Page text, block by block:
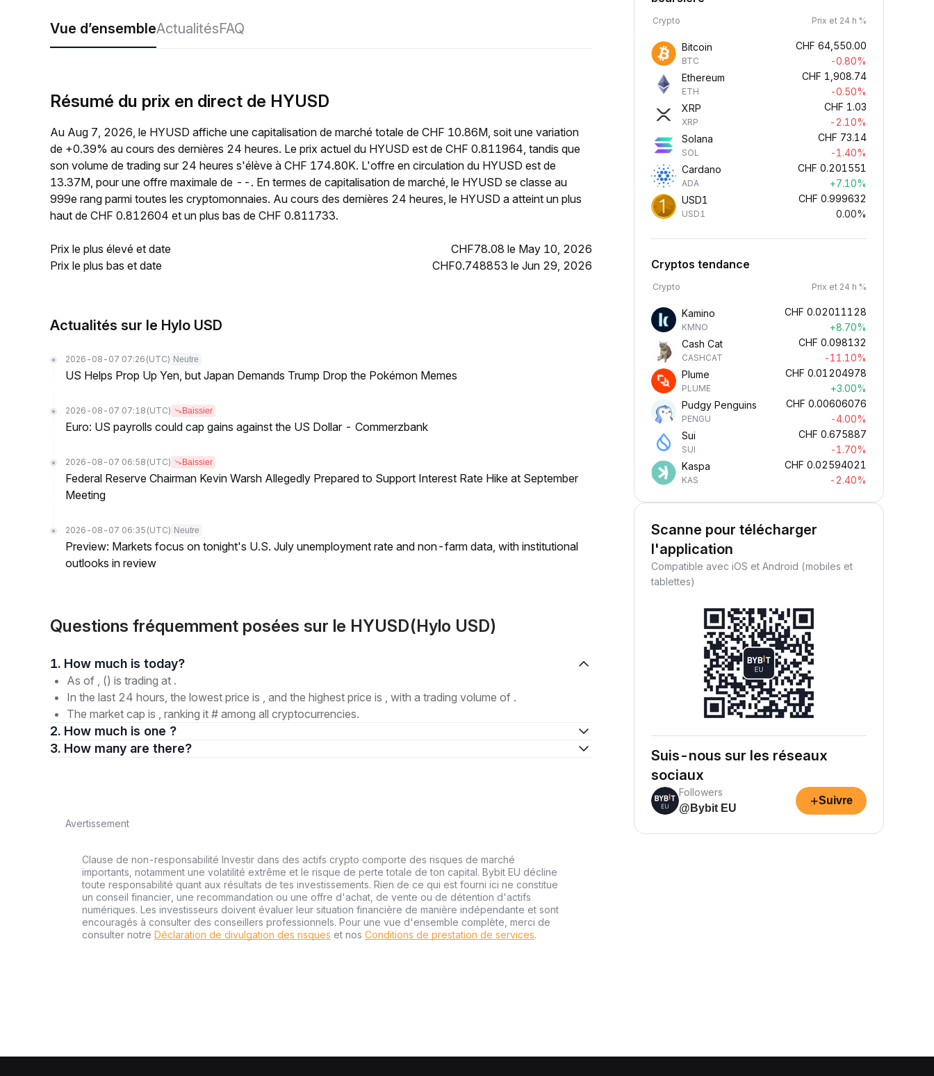
Vue d’ensembleActualitésFAQ
Résumé du prix en direct de HYUSD
Au Aug 7, 2026, le HYUSD affiche une capitalisation de marché totale de CHF 10.86M, soit une variation
de +0.39% au cours des dernières 24 heures. Le prix actuel du HYUSD est de CHF 0.811964, tandis que
son volume de trading sur 24 heures s'élève à CHF 174.80K. L'offre en circulation du HYUSD est de
13.37M, pour une offre maximale de --. En termes de capitalisation de marché, le HYUSD se classe au
999e rang parmi toutes les cryptomonnaies. Au cours des dernières 24 heures, le HYUSD a atteint un plus
haut de CHF 0.812604 et un plus bas de CHF 0.811733.
Prix le plus élevé et date
CHF78.08 le May 10, 2026
Prix le plus bas et date
CHF0.748853 le Jun 29, 2026
Actualités sur le Hylo USD
2026-08-07 07:26 (UTC) Neutre
US Helps Prop Up Yen, but Japan Demands Trump Drop the Pokémon Memes
2026-08-07 07:18 (UTC) Baissier
Euro: US payrolls could cap gains against the US Dollar - Commerzbank
2026-08-07 06:58 (UTC) Baissier
Federal Reserve Chairman Kevin Warsh Allegedly Prepared to Support Interest Rate Hike at September
Meeting
2026-08-07 06:35 (UTC) Neutre
Preview: Markets focus on tonight's U.S. July unemployment rate and non-farm data, with institutional
outlooks in review
Questions fréquemment posées sur le HYUSD(Hylo USD)
1. How much is today?
As of , () is trading at .
In the last 24 hours, the lowest price is , and the highest price is , with a trading volume of .
The market cap is , ranking it # among all cryptocurrencies.
2. How much is one ?
3. How many are there?
Avertissement
Clause de non-responsabilité Investir dans des actifs crypto comporte des risques de marché
importants, notamment une volatilité extrême et le risque de perte totale de ton capital. Bybit EU décline
toute responsabilité quant aux résultats de tes investissements. Rien de ce qui est fourni ici ne constitue
un conseil financier, une recommandation ou une offre d'achat, de vente ou de détention d'actifs
numériques. Les investisseurs doivent évaluer leur situation financière de manière indépendante et sont
encouragés à consulter des conseillers professionnels. Pour une vue d'ensemble complète, merci de
consulter notre Déclaration de divulgation des risques et nos Conditions de prestation de services.
Crypto Prix et 24 h %
Bitcoin
BTC
CHF 64,550.00
-0.80%
Ethereum
ETH
CHF 1,908.74
-0.50%
XRP
XRP
CHF 1.03
-2.10%
Solana
SOL
CHF 73.14
-1.40%
Cardano
ADA
CHF 0.201551
+7.10%
USD1
USD1
CHF 0.999632
0.00%
Cryptos tendance
Crypto Prix et 24 h %
Kamino
KMNO
CHF 0.02011128
+8.70%
Cash Cat
CASHCAT
CHF 0.098132
-11.10%
Plume
PLUME
CHF 0.01204978
+3.00%
Pudgy Penguins
PENGU
CHF 0.00606076
-4.00%
Sui
SUI
CHF 0.675887
-1.70%
Kaspa
KAS
CHF 0.02594021
-2.40%
Scanne pour télécharger
l'application
Compatible avec iOS et Android (mobiles et
tablettes)
Suis-nous sur les réseaux
sociaux
Followers
@Bybit EU
+Suivre